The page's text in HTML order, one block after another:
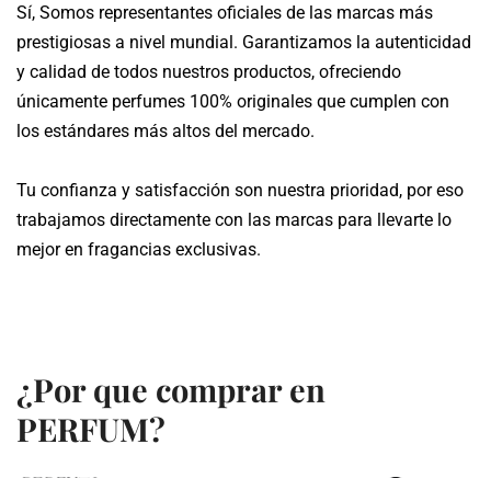
Te proporcionamos un número de seguimiento para que
puedas monitorear el estado de tu pedido en tiempo real.
Sí, Somos representantes oficiales de las marcas más
prestigiosas a nivel mundial. Garantizamos la autenticidad
y calidad de todos nuestros productos, ofreciendo
únicamente perfumes 100% originales que cumplen con
los estándares más altos del mercado.
Tu confianza y satisfacción son nuestra prioridad, por eso
trabajamos directamente con las marcas para llevarte lo
mejor en fragancias exclusivas.
¿Por que comprar en
PERFUM?